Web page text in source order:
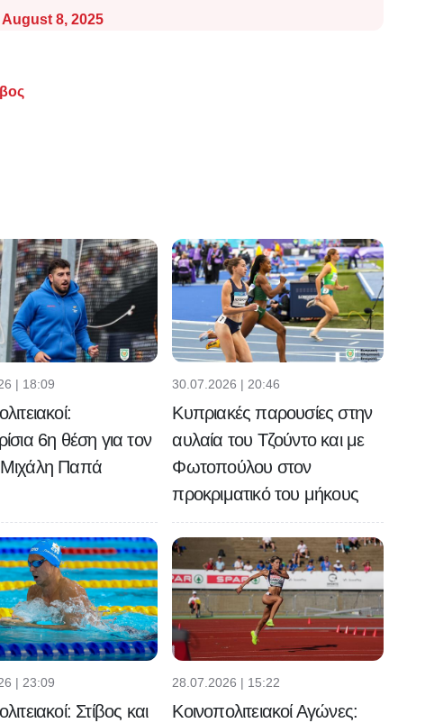
August 8, 2025
| 18:09
6η θέση για τον
Παπά
30.07.2026 | 20:46
Κυπριακές παρουσίες στην
αυλαία του Τζούντο και με
Φωτοπούλου στον
προκριματικό του μήκους
| 23:09
Στίβος και
28.07.2026 | 15:22
Κοινοπολιτειακοί Αγώνες: